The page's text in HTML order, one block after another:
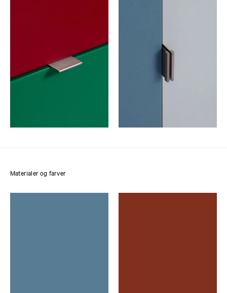
Materialer og farver